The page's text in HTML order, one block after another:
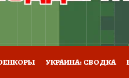
УКРАИНА: СВОДКА